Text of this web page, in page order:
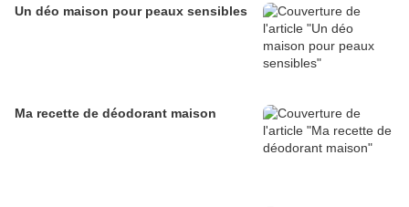
Un déo maison pour peaux sensibles
Ma recette de déodorant maison